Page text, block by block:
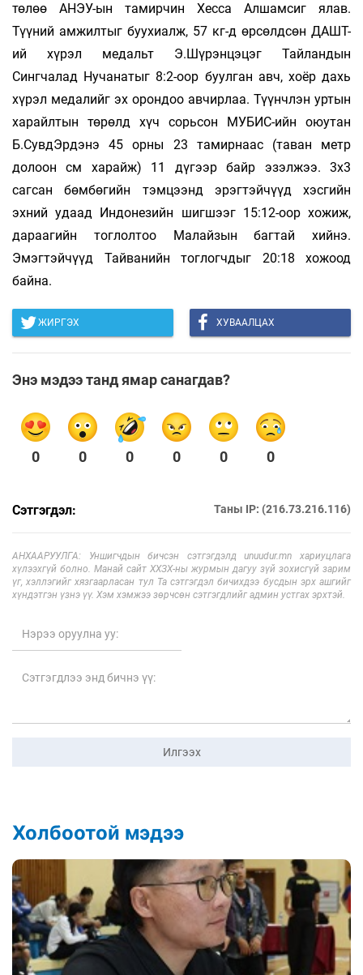
төлөө АНЭУ-ын тамирчин Хесса Алшамсиг ялав.
Түүний амжилтыг буухиалж, 57 кг-д өрсөлдсөн ДАШТ-
ий хүрэл медальт Э.Шүрэнцэцэг Тайландын
Сингчалад Нучанатыг 8:2-оор буулган авч, хоёр дахь
хүрэл медалийг эх орондоо авчирлаа. Түүнчлэн уртын
харайлтын төрөлд хүч сорьсон МУБИС-ийн оюутан
Б.СувдЭрдэнэ 45 орны 23 тамирнаас (таван метр
долоон см харайж) 11 дүгээр байр эзэлжээ. 3х3
сагсан бөмбөгийн тэмцээнд эрэгтэйчүүд хэсгийн
эхний удаад Индонезийн шигшээг 15:12-оор хожиж,
дараагийн тоглолтоо Малайзын багтай хийнэ.
Эмэгтэйчүүд Тайванийн тоглогчдыг 20:18 хожоод
байна.
ЖИРГЭХ ХУВААЛЦАХ
Энэ мэдээ танд ямар санагдав?
0 0 0 0 0 0
Сэтгэгдэл: Таны IP: (216.73.216.116)
АНХААРУУЛГА: Уншигчдын бичсэн сэтгэгдэлд unuudur.mn хариуцлага
хүлээхгүй болно. Манай сайт ХХЗХ-ны журмын дагуу зүй зохисгүй зарим
үг, хэллэгийг хязгаарласан тул Та сэтгэгдэл бичихдээ бусдын эрх ашгийг
хүндэтгэн үзнэ үү. Хэм хэмжээ зөрчсөн сэтгэгдлийг админ устгах эрхтэй.
Илгээх
Холбоотой мэдээ